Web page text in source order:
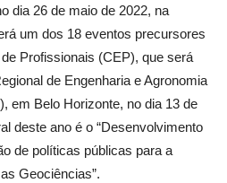
dia 26 de maio de 2022, na
um dos 18 eventos precursores
Profissionais (CEP), que será
de Engenharia e Agronomia
em Belo Horizonte, no dia 13 de
deste ano é o “Desenvolvimento
de políticas públicas para a
Geociências”.